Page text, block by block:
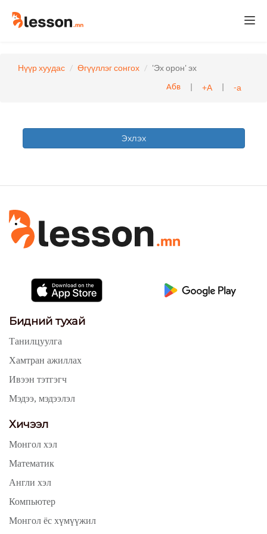
Нүүр хуудас Өгүүллэг сонгох 'Эх орон' эх
Абв | +А | -а
Эхлэх
Бидний тухай
Танилцуулга
Хамтран ажиллах
Ивээн тэтгэгч
Мэдээ, мэдээлэл
Хичээл
Монгол хэл
Математик
Англи хэл
Компьютер
Монгол ёс хүмүүжил